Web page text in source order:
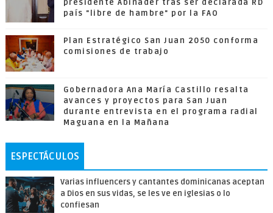
presidente Abinader tras ser declarada RD
país "libre de hambre" por la FAO
Plan Estratégico San Juan 2050 conforma
comisiones de trabajo
Gobernadora Ana María Castillo resalta
avances y proyectos para San Juan
durante entrevista en el programa radial
Maguana en la Mañana
ESPECTÁCULOS
Varias influencers y cantantes dominicanas aceptan
a Dios en sus vidas, se les ve en iglesias o lo
confiesan